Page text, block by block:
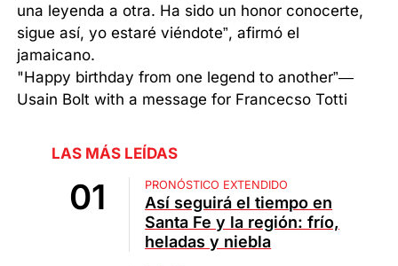
una leyenda a otra. Ha sido un honor conocerte,
sigue así, yo estaré viéndote”, afirmó el
jamaicano.
"Happy birthday from one legend to another”—
Usain Bolt with a message for Francecso Totti
LAS MÁS LEÍDAS
PRONÓSTICO EXTENDIDO
Así seguirá el tiempo en
Santa Fe y la región: frío,
heladas y niebla